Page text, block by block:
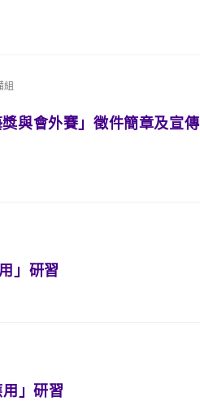
組
與會外賽」徵件簡章及宣
」研習
」研習